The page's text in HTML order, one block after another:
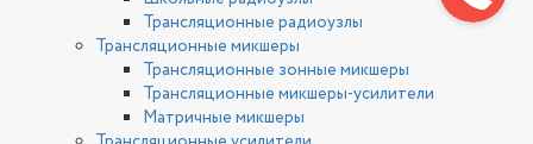
Трансляционные радиоузлы
Трансляционные микшеры
Трансляционные зонные микшеры
Трансляционные микшеры-усилители
Матричные микшеры